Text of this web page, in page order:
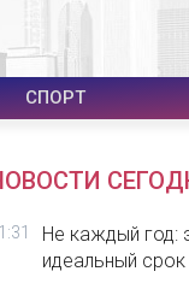
СПОРТ
Не каждый год:
идеальный